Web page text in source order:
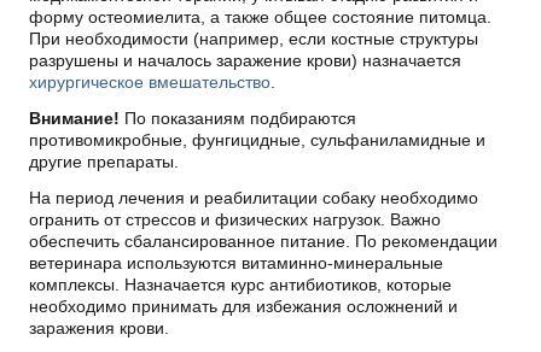
форму остеомиелита, а также общее состояние питомца.
При необходимости (например, если костные структуры
разрушены и началось заражение крови) назначается
хирургическое вмешательство
Внимание! По показаниям подбираются
противомикробные, фунгицидные, сульфаниламидные и
другие препараты.
На период лечения и реабилитации собаку необходимо
огранить от стрессов и физических нагрузок. Важно
обеспечить сбалансированное питание. По рекомендации
ветеринара используются витаминно-минеральные
комплексы. Назначается курс антибиотиков, которые
необходимо принимать для избежания осложнений и
заражения крови.